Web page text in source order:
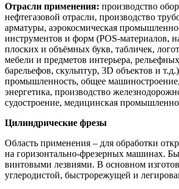
Отрасли применения: производство
нефтегазовой отрасли, производство
арматуры, аэрокосмическая
инструментов и форм (POS-материалов,
плоских и объёмных букв, табличек,
мебели и предметов интерьера,
барельефов, скульптур, 3D объектов и
промышленность, общее машиностроение,
энергетика, производство
судостроение, медицинская
Цилиндрические фрезы
Область применения – для обработки
на горизонтально-фрезерных машинах.
винтовыми лезвиями. В основном
углеродистой, быстрорежущей и